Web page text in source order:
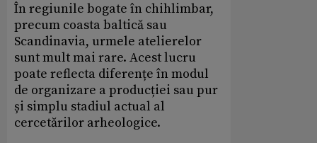
În regiunile bogate în chihlimbar,
precum coasta baltică sau
Scandinavia, urmele atelierelor
sunt mult mai rare. Acest lucru
poate reflecta diferențe în modul
de organizare a producției sau pur
și simplu stadiul actual al
cercetărilor arheologice.